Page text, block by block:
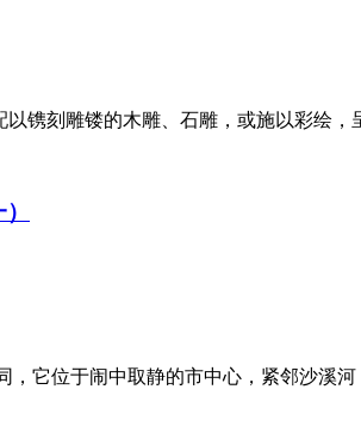
镌刻雕镂的木雕、石雕，或施以彩绘
它位于闹中取静的市中心，紧邻沙溪